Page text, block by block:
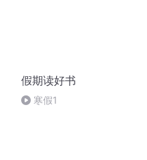
假期读好书
寒假1